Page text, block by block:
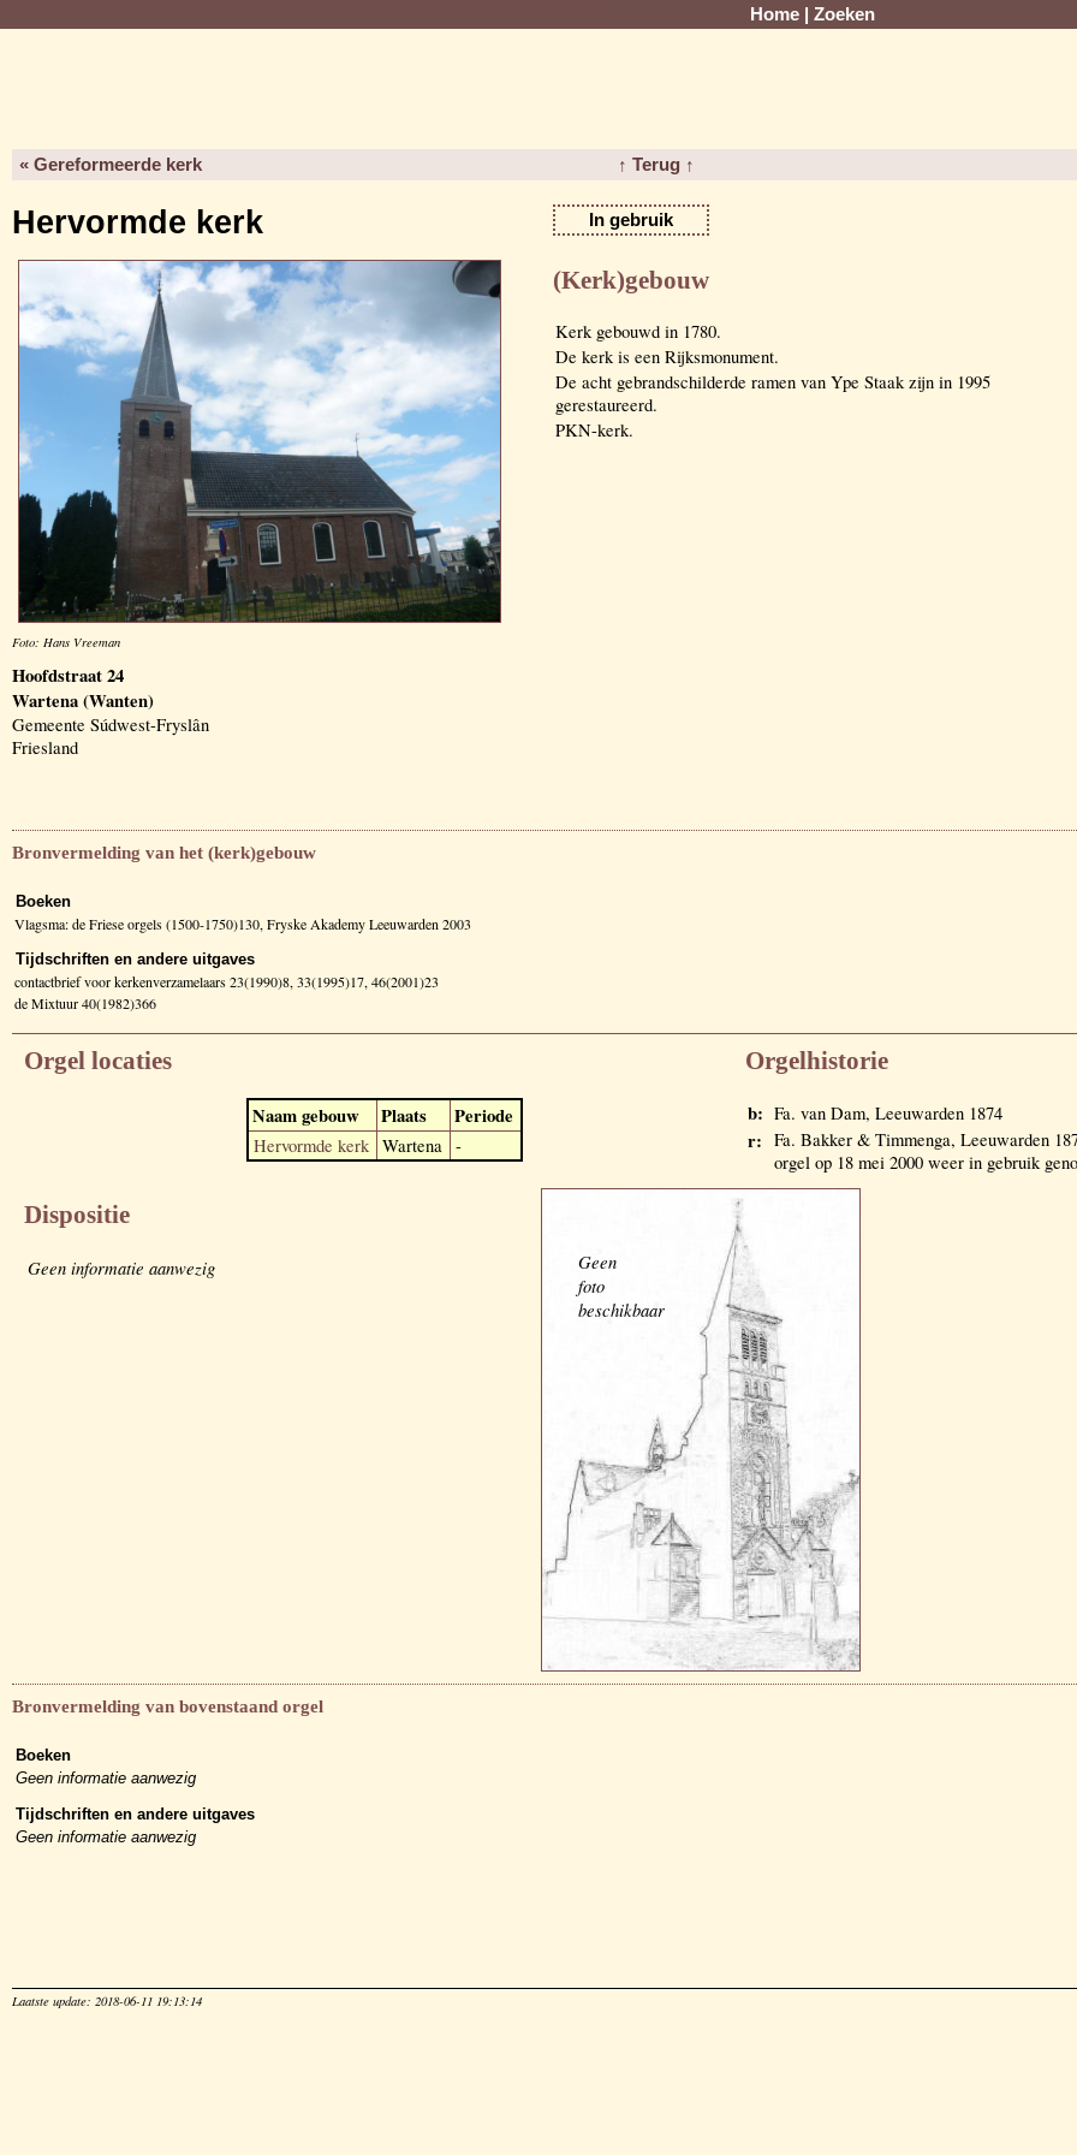
Home Zoeken
« Gereformeerde kerk ↑ Terug ↑
Hervormde kerk In gebruik
Foto: Hans Vreeman
Hoofdstraat 24
Wartena (Wanten)
Gemeente Súdwest-Fryslân
Friesland
(Kerk)gebouw
Kerk gebouwd in 1780.
De kerk is een Rijksmonument.
De acht gebrandschilderde ramen van Ype Staak zijn in 1995
gerestaureerd.
PKN-kerk.
Bronvermelding van het (kerk)gebouw
Boeken
Vlagsma: de Friese orgels (1500-1750)130, Fryske Akademy Leeuwarden 2003
Tijdschriften en andere uitgaves
contactbrief voor kerkenverzamelaars 23(1990)8, 33(1995)17, 46(2001)23
de Mixtuur 40(1982)366
Orgel locaties
Naam gebouw Plaats Periode
Hervormde kerk Wartena -
Orgelhistorie
b: Fa. van Dam, Leeuwarden 1874
r: Fa. Bakker & Timmenga, Leeuwarden
orgel op 18 mei 2000 weer in gebruik
Dispositie
Geen informatie aanwezig
Geen
foto
beschikbaar
Bronvermelding van bovenstaand orgel
Boeken
Geen informatie aanwezig
Tijdschriften en andere uitgaves
Geen informatie aanwezig
Laatste update: 2018-06-11 19:13:14